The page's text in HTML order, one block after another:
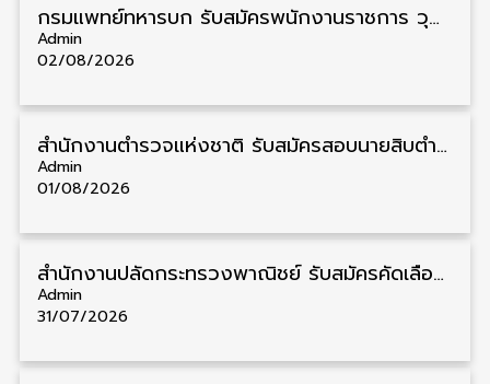
กรมแพทย์ทหารบก รับสมัครพนักงานราชการ วุฒิ ม.3/ม.6/ปวช./ปวท./ปวส. 6 อัตรา รับสมัคร 3 – 7 สิงหาคม
Admin
02/08/2026
สำนักงานตำรวจแห่งชาติ รับสมัครสอบนายสิบตำรวจ วุฒิ ม.6/ปวช. 6,000 อัตรา รับสมัคร 8 – 19 สิงหาคม
Admin
01/08/2026
สำนักงานปลัดกระทรวงพาณิชย์ รับสมัครคัดเลือกพนักงานราชการ วุฒิ ปวส./ป.ตรี 11 อัตรา รับสมัคร 10 – 21 สิงหาคม
Admin
31/07/2026